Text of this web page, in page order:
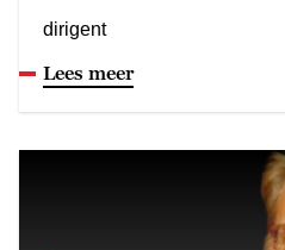
dirigent
Lees meer